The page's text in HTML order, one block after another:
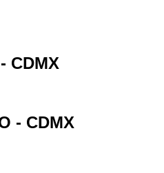
CDMX
- CDMX